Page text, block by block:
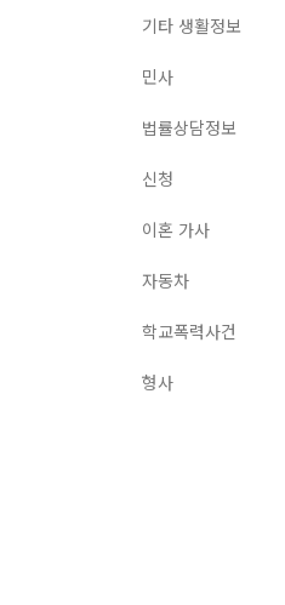
기타 생활정보
민사
법률상담정보
신청
이혼 가사
자동차
학교폭력사건
형사